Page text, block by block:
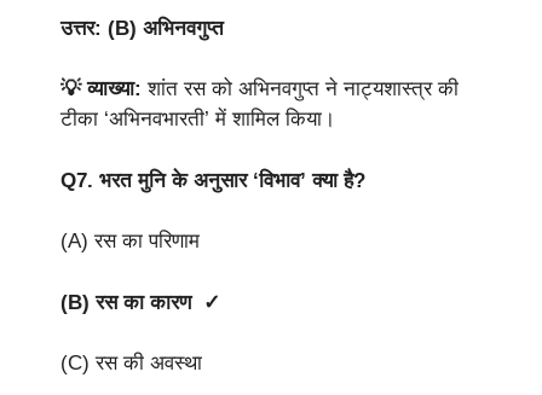
उत्तर: (B) अभिनवगुप्त
💡 व्याख्या:शांत रस को अभिनवगुप्त ने नाट्यशास्त्र की
टीका ‘अभिनवभारती’ में शामिल किया।
Q7. भरत मुनि के अनुसार ‘विभाव’ क्या है?
(A) रस का परिणाम
(B) रस का कारण ✓
(C) रस की अवस्था